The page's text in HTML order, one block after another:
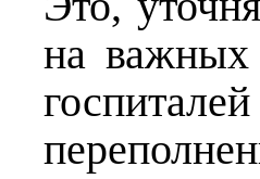
на важных